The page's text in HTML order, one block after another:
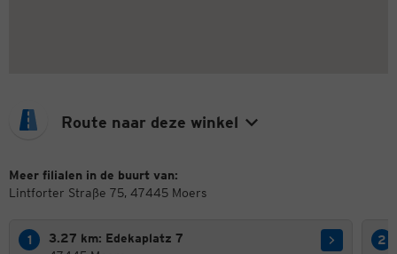
Route naar deze winkel
Meer filialen in de buurt van:
Lintforter Straße 75, 47445 Moers
3.27 km: Edekaplatz 7